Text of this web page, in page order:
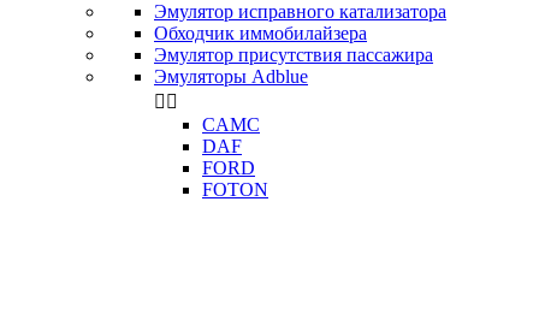
Эмулятор исправного катализатора
Обходчик иммобилайзера
Эмулятор присутствия пассажира
Эмуляторы Adblue
 
CAMC
DAF
FORD
FOTON